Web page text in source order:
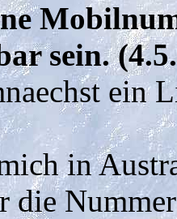
sein.
ein
in
die